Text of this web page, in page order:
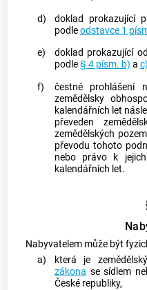
d)
doklad prokazující
podleodstavce 1
e)
doklad prokazující
podle§ 4 písm. b) a c)
f)
čestné prohlášení
zemědělsky
kalendářních let
převeden
zemědělských
převodu tohoto
nebo právo k
kalendářních let.
Nabyvatelem může být
a)
která je
zákona se sídlem
České republiky,